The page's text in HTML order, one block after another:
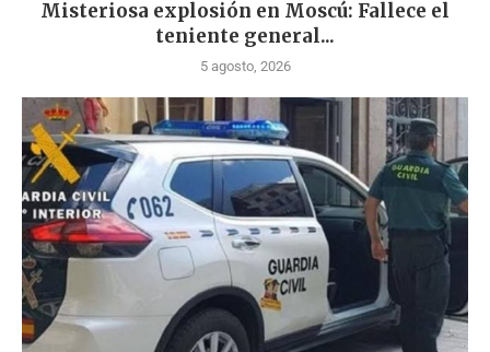
Misteriosa explosión en Moscú: Fallece el
teniente general...
5 agosto, 2026